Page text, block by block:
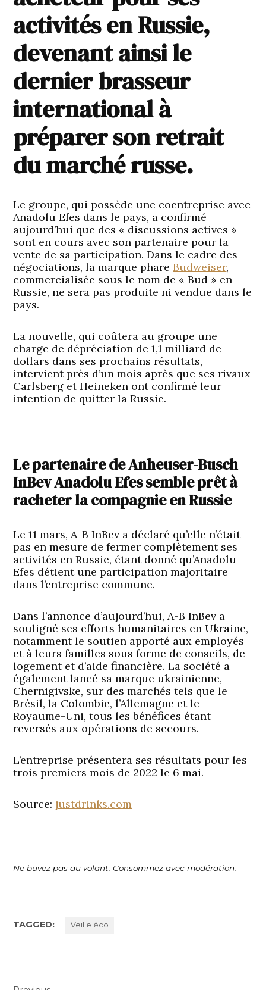
activités en Russie,
devenant ainsi le
dernier brasseur
international à
préparer son retrait
du marché russe.
Le groupe, qui possède une coentreprise avec
Anadolu Efes dans le pays, a confirmé
aujourd’hui que des « discussions actives »
sont en cours avec son partenaire pour la
vente de sa participation. Dans le cadre des
négociations, la marque phareBudweiser,
commercialisée sous le nom de « Bud » en
Russie, ne sera pas produite ni vendue dans le
pays.
La nouvelle, qui coûtera au groupe une
charge de dépréciation de 1,1 milliard de
dollars dans ses prochains résultats,
intervient près d’un mois après que ses rivaux
Carlsberg et Heineken ont confirmé leur
intention de quitter la Russie.
Le partenaire de Anheuser-Busch
InBev Anadolu Efes semble prêt à
racheter la compagnie en Russie
Le 11 mars, A-B InBev a déclaré qu’elle n’était
pas en mesure de fermer complètement ses
activités en Russie, étant donné qu’Anadolu
Efes détient une participation majoritaire
dans l’entreprise commune.
Dans l’annonce d’aujourd’hui, A-B InBev a
souligné ses efforts humanitaires en Ukraine,
notamment le soutien apporté aux employés
et à leurs familles sous forme de conseils, de
logement et d’aide financière. La société a
également lancé sa marque ukrainienne,
Chernigivske, sur des marchés tels que le
Brésil, la Colombie, l’Allemagne et le
Royaume-Uni, tous les bénéfices étant
reversés aux opérations de secours.
L’entreprise présentera ses résultats pour les
trois premiers mois de 2022 le 6 mai.
Source: justdrinks.com
Ne buvez pas au volant. Consommez avec modération.
TAGGED: Veille éco